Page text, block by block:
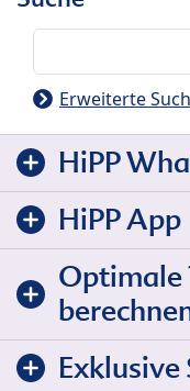
Erweiterte
HiPP
HiPP App
Optimale